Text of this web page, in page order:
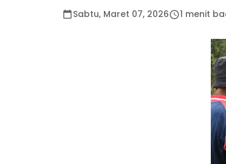
Sabtu, Maret 07, 2026 1 menit